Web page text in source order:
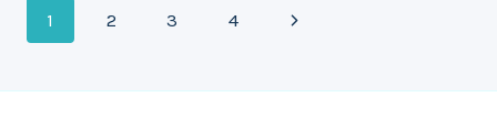
Navigace
na
1 2 3 4
Další